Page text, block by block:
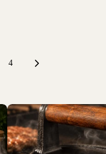
4
Accesorii din Fontă
de Burger, Presa și